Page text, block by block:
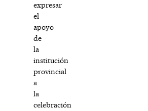
expresar
el
apoyo
de
la
institución
provincial
a
la
celebración